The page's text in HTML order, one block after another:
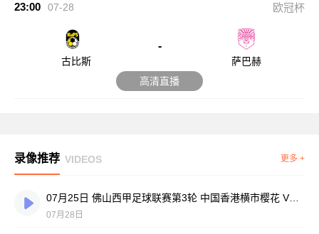
23:00 07-28 欧冠杯
古比斯
-
萨巴赫
高清直播
录像推荐 VIDEOS 更多 +
07月25日 佛山西甲足球联赛第3轮 中国香港横市樱花 VS 吉图省实青年 全场录像
07月28日